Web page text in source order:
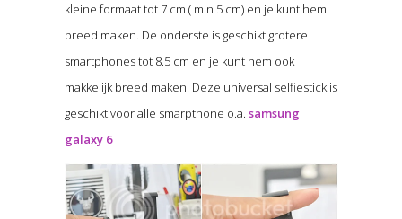
kleine formaat tot 7 cm ( min 5 cm) en je kunt hem
breed maken. De onderste is geschikt grotere
smartphones tot 8.5 cm en je kunt hem ook
makkelijk breed maken. Deze universal selfiestick is
geschikt voor alle smarpthone o.a. samsung
galaxy 6